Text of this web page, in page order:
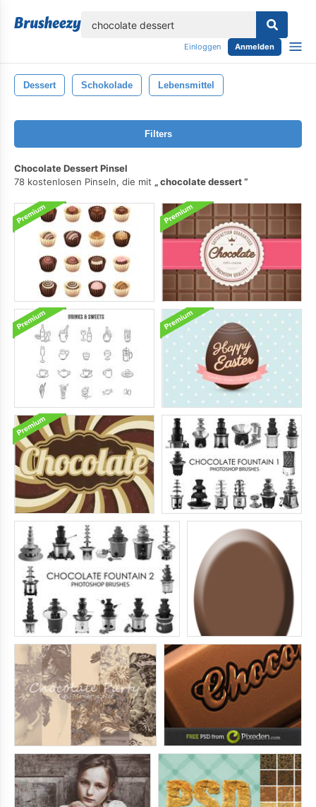
Einloggen Anmelden
Dessert Schokolade Lebensmittel
Filters
Chocolate Dessert Pinsel
78 kostenlosen Pinseln, die mit
chocolate dessert